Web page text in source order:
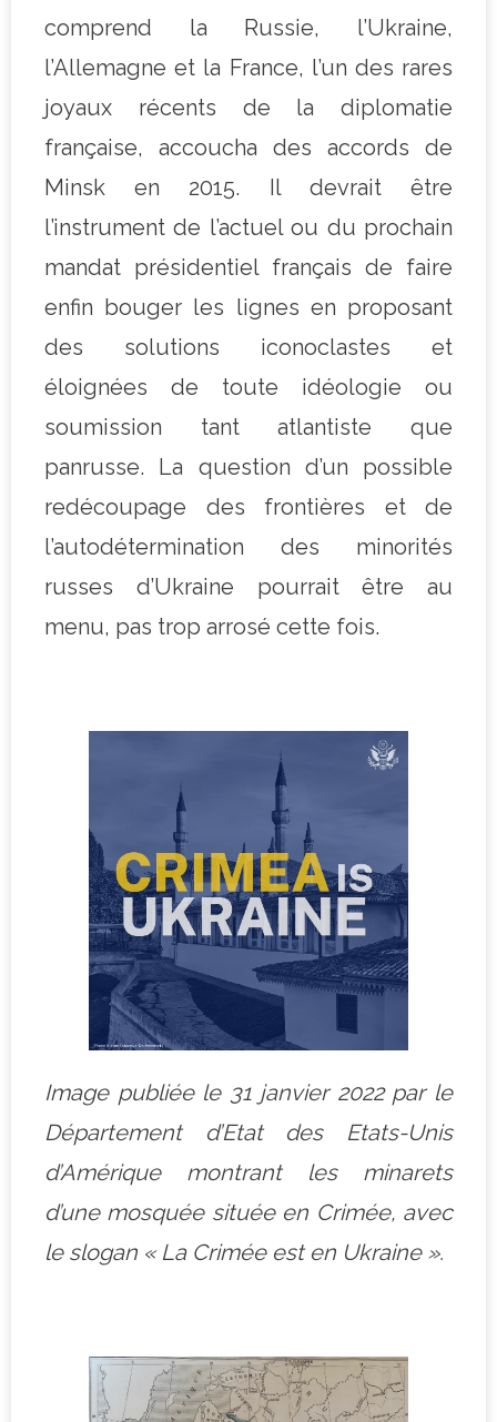
comprend la Russie, l’Ukraine,
l’Allemagne et la France, l’un des rares
joyaux récents de la diplomatie
française, accoucha des accords de
Minsk en 2015. Il devrait être
l’instrument de l’actuel ou du prochain
mandat présidentiel français de faire
enfin bouger les lignes en proposant
des solutions iconoclastes et
éloignées de toute idéologie ou
soumission tant atlantiste que
panrusse. La question d’un possible
redécoupage des frontières et de
l’autodétermination des minorités
russes d’Ukraine pourrait être au
menu, pas trop arrosé cette fois.
Image publiée le 31 janvier 2022 par le
Département d’Etat des Etats-Unis
d’Amérique montrant les minarets
d’une mosquée située en Crimée, avec
le slogan « La Crimée est en Ukraine ».